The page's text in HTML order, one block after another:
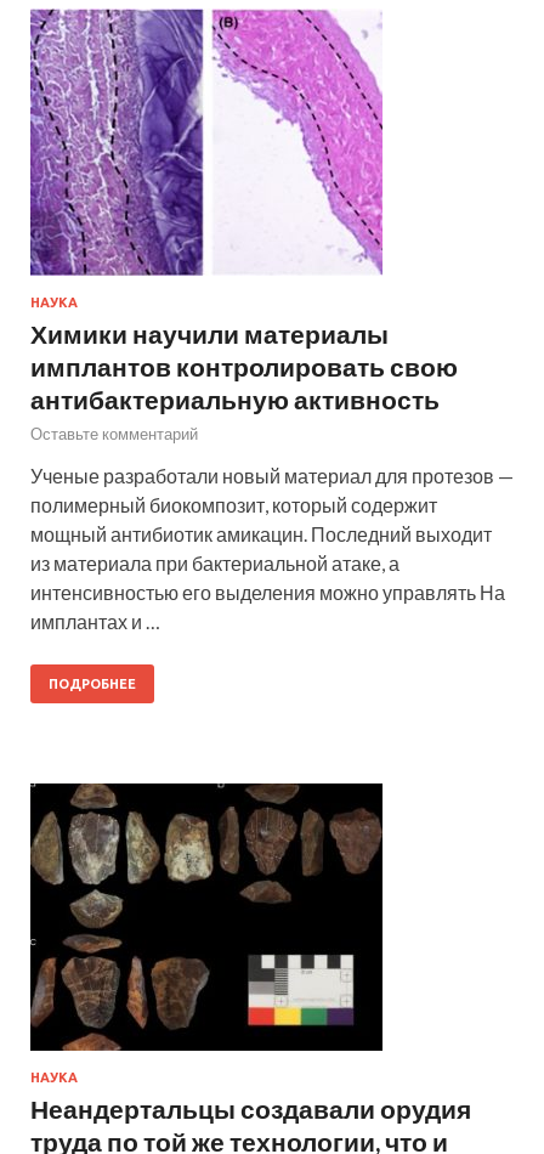
НАУКА
Химики научили материалы
имплантов контролировать свою
антибактериальную активность
Оставьте комментарий
Ученые разработали новый материал для протезов —
полимерный биокомпозит, который содержит
мощный антибиотик амикацин. Последний выходит
из материала при бактериальной атаке, а
интенсивностью его выделения можно управлять На
имплантах и …
ПОДРОБНЕЕ
НАУКА
Неандертальцы создавали орудия
труда по той же технологии, что и